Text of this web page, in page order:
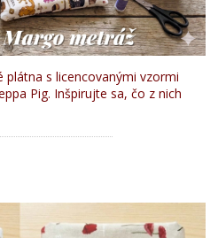
plátna s licencovanými vzormi
Pig. Inšpirujte sa, čo z nich